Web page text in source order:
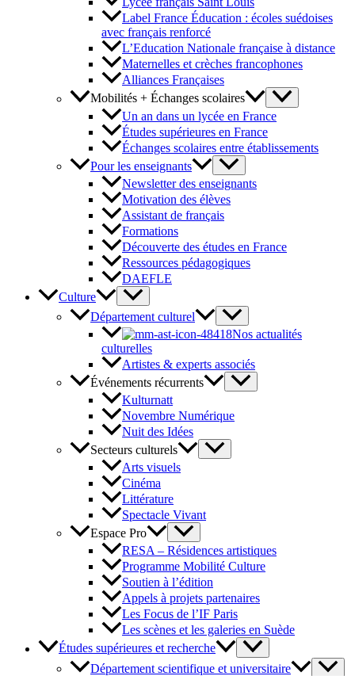
Label France Éducation : écoles suédoises
avec français renforcé
L’Education Nationale française à distance
Maternelles et crèches francophones
Alliances Françaises
Mobilités + Échanges scolaires
Un an dans un lycée en France
Études supérieures en France
Échanges scolaires entre établissements
Pour les enseignants
Newsletter des enseignants
Motivation des élèves
Assistant de français
Formations
Découverte des études en France
Ressources pédagogiques
DAEFLE
Culture
Département culturel
Nos actualités
culturelles
Artistes & experts associés
Événements récurrents
Kulturnatt
Novembre Numérique
Nuit des Idées
Secteurs culturels
Arts visuels
Cinéma
Littérature
Spectacle Vivant
Espace Pro
RESA – Résidences artistiques
Programme Mobilité Culture
Soutien à l’édition
Appels à projets partenaires
Les Focus de l’IF Paris
Les scènes et les galeries en Suède
Études supérieures et recherche
Département scientifique et universitaire